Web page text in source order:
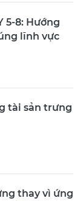
5-8: Hướng
lĩnh vực
tài sản trưng
thay vì ứng